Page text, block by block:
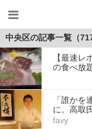
中央区の記事一覧（
【最速
の食べ放
「誰かを
に。高取
favy